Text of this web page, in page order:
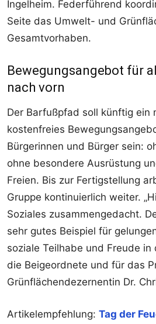
Ingelheim. Federführend
Seite das Umwelt- und
Gesamtvorhaben.
Bewegungsangebot für
nach vorn
Der Barfußpfad soll künftig ein
kostenfreies
Bürgerinnen und Bürger sein:
ohne besondere Ausrüstung
Freien. Bis zur Fertigstellung
Gruppe kontinuierlich weiter.
Soziales zusammengedacht.
sehr gutes Beispiel für
soziale Teilhabe und Freude in
die Beigeordnete und für das
Grünflächendezernentin Dr.
Artikelempfehlung: Tag der